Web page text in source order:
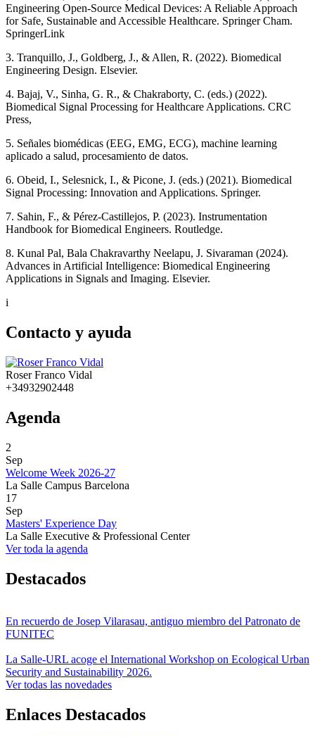
Engineering Open-Source Medical Devices: A Reliable Approach
for Safe, Sustainable and Accessible Healthcare. Springer Cham.
SpringerLink
3. Tranquillo, J., Goldberg, J., & Allen, R. (2022). Biomedical
Engineering Design. Elsevier.
4. Bajaj, V., Sinha, G. R., & Chakraborty, C. (eds.) (2022).
Biomedical Signal Processing for Healthcare Applications. CRC
Press,
5. Señales biomédicas (EEG, EMG, ECG), machine learning
aplicado a salud, procesamiento de datos.
6. Obeid, I., Selesnick, I., & Picone, J. (eds.) (2021). Biomedical
Signal Processing: Innovation and Applications. Springer.
7. Sahin, F., & Pérez-Castillejos, P. (2023). Instrumentation
Handbook for Biomedical Engineers. Routledge.
8. Kunal Pal, Bala Chakravarthy Neelapu, J. Sivaraman (2024).
Advances in Artificial Intelligence: Biomedical Engineering
Applications in Signals and Imaging. Elsevier.
i
Contacto y ayuda
Roser Franco Vidal
+34932902448
Agenda
2
Sep
Welcome Week 2026-27
La Salle Campus Barcelona
17
Sep
Masters' Experience Day
La Salle Executive & Professional Center
Ver toda la agenda
Destacados
En recuerdo de Josep Vilarasau, antiguo miembro del Patronato de
FUNITEC
La Salle-URL acoge el International Workshop on Ecological Urban
Security and Sustainability 2026.
Ver todas las novedades
Enlaces Destacados